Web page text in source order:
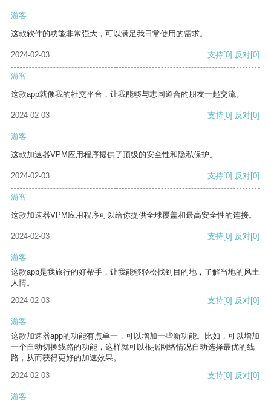
游客
这款软件的功能非常强大，可以满足我日常使用的需求。
2024-02-03 支持[0] 反对[0]
游客
这款app就像我的社交平台，让我能够与志同道合的朋友一起交流。
2024-02-03 支持[0] 反对[0]
游客
这款加速器VPM应用程序提供了顶级的安全性和隐私保护。
2024-02-03 支持[0] 反对[0]
游客
这款加速器VPM应用程序可以给你提供全球覆盖和最高安全性的连接。
2024-02-03 支持[0] 反对[0]
游客
这款app是我旅行的好帮手，让我能够轻松找到目的地，了解当地的风土
人情。
2024-02-03
支持[0] 反对[0]
游客
这款加速器app的功能有点单一，可以增加一些新功能。比如，可以增加
一个自动切换线路的功能，这样就可以根据网络情况自动选择最优的线
路，从而获得更好的加速效果。
2024-02-03
支持[0] 反对[0]
游客